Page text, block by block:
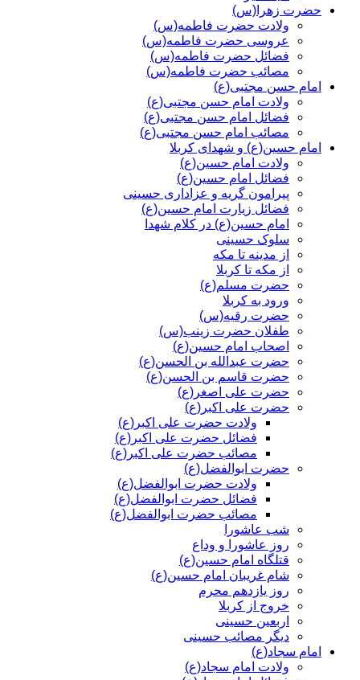
حضرت زهرا(س)
ولادت حضرت فاطمه(س)
عروسی حضرت فاطمه(س)
فضائل حضرت فاطمه(س)
مصائب حضرت فاطمه(س)
امام حسن مجتبی(ع)
ولادت امام حسن مجتبی(ع)
فضائل امام حسن مجتبی(ع)
مصائب امام حسن مجتبی(ع)
امام حسین(ع) و شهدای کربلا
ولادت امام حسین(ع)
فضائل امام حسین(ع)
پیرامون گریه و عزاداری حسینی
فضائل زیارت امام حسین(ع)
امام حسین(ع) در کلام شهدا
سلوک حسینی
از مدینه تا مکه
از مکه تا کربلا
حضرت مسلم(ع)
ورود به کربلا
حضرت رقیه(س)
طفلان حضرت زینب(س)
اصحاب امام حسین(ع)
حضرت عبدالله بن الحسن(ع)
حضرت قاسم بن الحسن(ع)
حضرت علی اصغر(ع)
حضرت علی اکبر(ع)
ولادت حضرت علی اکبر(ع)
فضائل حضرت علی اکبر(ع)
مصائب حضرت علی اکبر(ع)
حضرت ابوالفضل(ع)
ولادت حضرت ابوالفضل(ع)
فضائل حضرت ابوالفضل(ع)
مصائب حضرت ابوالفضل(ع)
شب عاشورا
روز عاشورا و وداع
قتلگاه امام حسین(ع)
شام غریبان امام حسین(ع)
روز یازدهم محرم
خروج از کربلا
اربعین حسینی
دیگر مصائب حسینی
امام سجاد(ع)
ولادت امام سجاد(ع)